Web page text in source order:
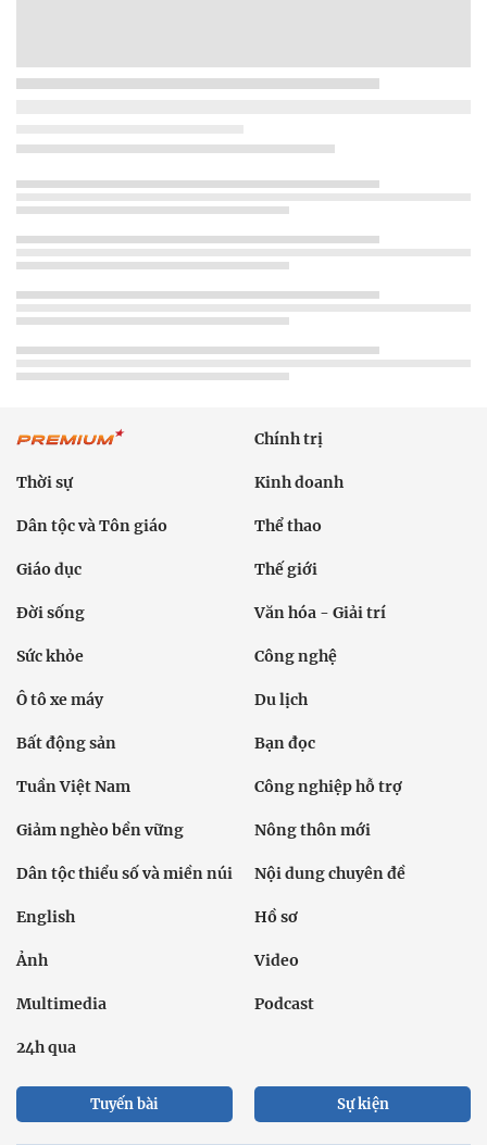
Chính trị
Thời sự Kinh doanh
Dân tộc và Tôn giáo Thể thao
Giáo dục Thế giới
Đời sống Văn hóa - Giải trí
Sức khỏe Công nghệ
Ô tô xe máy Du lịch
Bất động sản Bạn đọc
Tuần Việt Nam Công nghiệp hỗ trợ
Giảm nghèo bền vững Nông thôn mới
Dân tộc thiểu số và miền núi Nội dung chuyên đề
English Hồ sơ
Ảnh Video
Multimedia Podcast
24h qua
Tuyến bài Sự kiện